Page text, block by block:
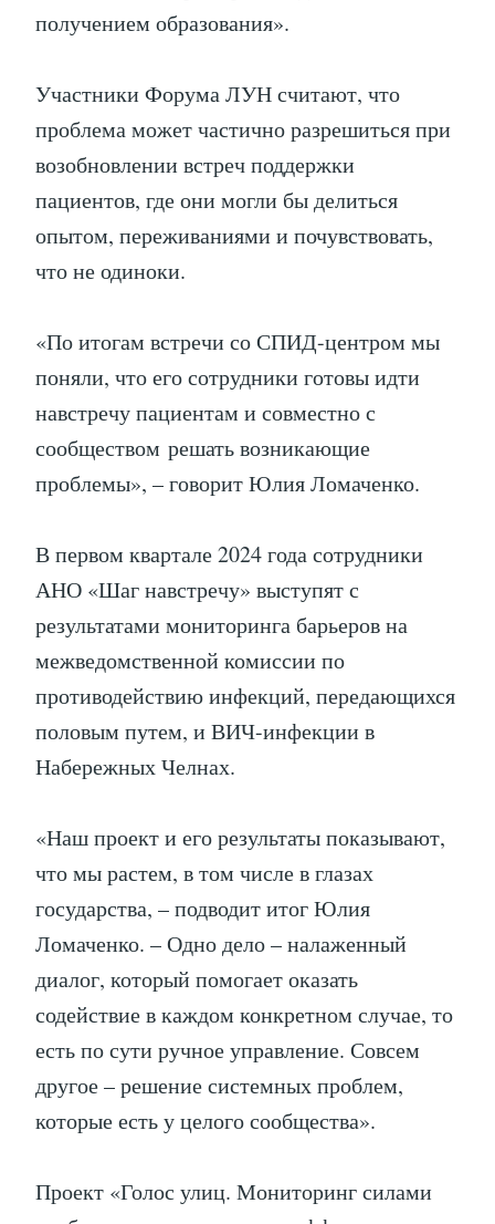
получением образования».
Участники Форума ЛУН считают, что
проблема может частично разрешиться при
возобновлении встреч поддержки
пациентов, где они могли бы делиться
опытом, переживаниями и почувствовать,
что не одиноки.
«По итогам встречи со СПИД-центром мы
поняли, что его сотрудники готовы идти
навстречу пациентам и совместно с
сообществом решать возникающие
проблемы», – говорит Юлия Ломаченко.
В первом квартале 2024 года сотрудники
АНО «Шаг навстречу» выступят с
результатами мониторинга барьеров на
межведомственной комиссии по
противодействию инфекций, передающихся
половым путем, и ВИЧ-инфекции в
Набережных Челнах.
«Наш проект и его результаты показывают,
что мы растем, в том числе в глазах
государства, – подводит итог Юлия
Ломаченко. – Одно дело – налаженный
диалог, который помогает оказать
содействие в каждом конкретном случае, то
есть по сути ручное управление. Совсем
другое – решение системных проблем,
которые есть у целого сообщества».
Проект «Голос улиц. Мониторинг силами